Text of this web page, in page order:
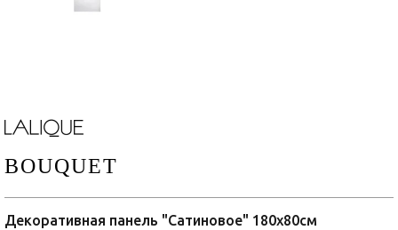
BOUQUET
Декоративная панель "Сатиновое" 180x80см